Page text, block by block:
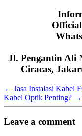
Jl. Pengantin Ali
Ciracas,
← Jasa Instalasi Kabel
Kabel Optik Penting? →
Leave a comment